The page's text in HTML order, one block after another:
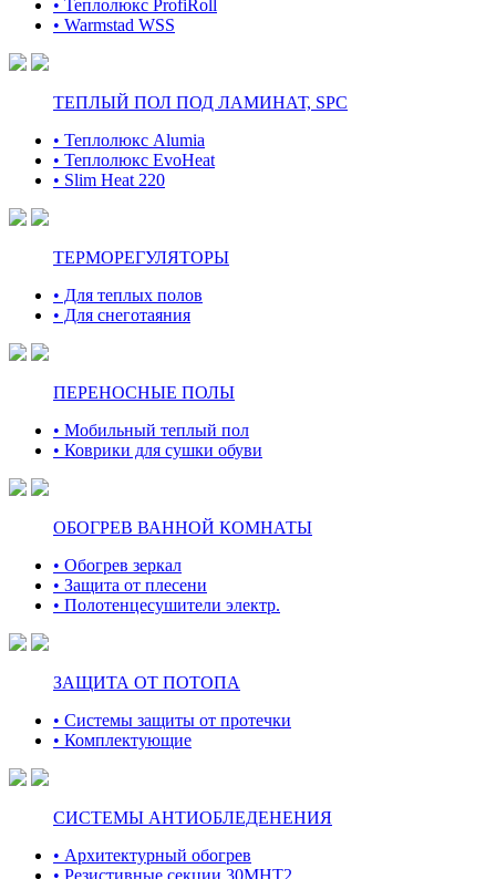
• Теплолюкс ProfiRoll
• Warmstad WSS
ТЕПЛЫЙ ПОЛ ПОД ЛАМИНАТ, SPC
• Теплолюкс Alumia
• Теплолюкс EvoHeat
• Slim Heat 220
ТЕРМОРЕГУЛЯТОРЫ
• Для теплых полов
• Для снеготаяния
ПЕРЕНОСНЫЕ ПОЛЫ
• Мобильный теплый пол
• Коврики для сушки обуви
ОБОГРЕВ ВАННОЙ КОМНАТЫ
• Обогрев зеркал
• Защита от плесени
• Полотенцесушители электр.
ЗАЩИТА ОТ ПОТОПА
• Системы защиты от протечки
• Комплектующие
СИСТЕМЫ АНТИОБЛЕДЕНЕНИЯ
• Архитектурный обогрев
• Резистивные секции 30МНТ2